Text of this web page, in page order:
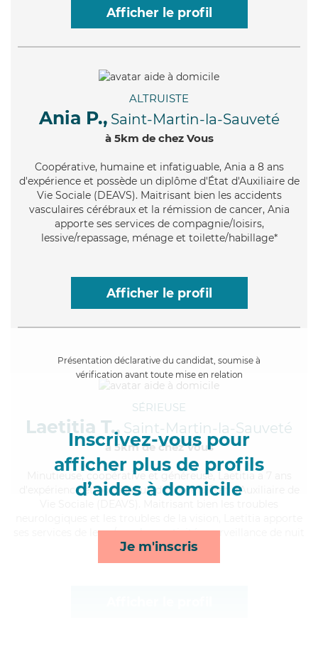
Afficher le profil
ALTRUISTE
Ania P., Saint-Martin-la-Sauveté
à 5km de chez Vous
Coopérative, humaine et infatiguable, Ania a 8 ans
d'expérience et possède un diplôme d'État d'Auxiliaire de
Vie Sociale (DEAVS). Maitrisant bien les accidents
vasculaires cérébraux et la rémission de cancer, Ania
apporte ses services de compagnie/loisirs,
lessive/repassage, ménage et toilette/habillage*
Afficher le profil
Présentation déclarative du candidat, soumise à
vérification avant toute mise en relation
Inscrivez-vous pour
afficher plus de profils
d’aides à domicile
Je m'inscris
SÉRIEUSE
Laetitia T., Saint-Martin-la-Sauveté
à 5km de chez Vous
, coopérative et généreuse, Laetitia a 7 ans
d'expérience et possède un diplôme d'État d'Auxiliaire de
ses services de lever/coucher, activités, surveillance de nuit
et lessive/repassage*